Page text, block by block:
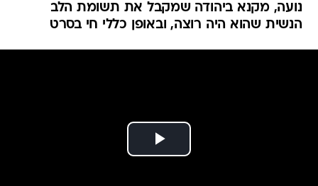
נועה, מקנא ביהודה שמקבל את תשומת הלב
הנשית שהוא היה רוצה, ובאופן כללי חי בסרט